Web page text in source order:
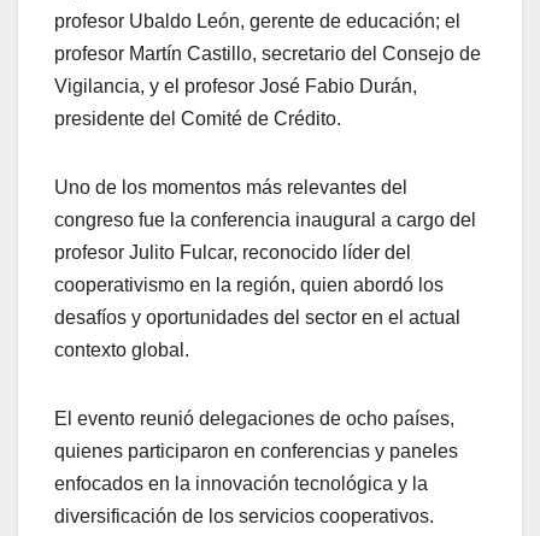
profesor Ubaldo León, gerente de educación; el
profesor Martín Castillo, secretario del Consejo de
Vigilancia, y el profesor José Fabio Durán,
presidente del Comité de Crédito.
Uno de los momentos más relevantes del
congreso fue la conferencia inaugural a cargo del
profesor Julito Fulcar, reconocido líder del
cooperativismo en la región, quien abordó los
desafíos y oportunidades del sector en el actual
contexto global.
El evento reunió delegaciones de ocho países,
quienes participaron en conferencias y paneles
enfocados en la innovación tecnológica y la
diversificación de los servicios cooperativos.